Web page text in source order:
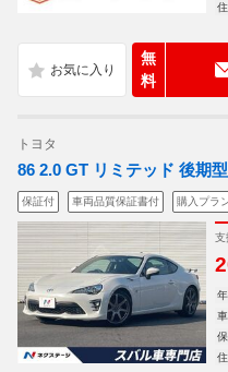
無
料
トヨタ
86 2.0 GT リミテッド 後期
保証付 車両品質保証書付 購入プラ
支